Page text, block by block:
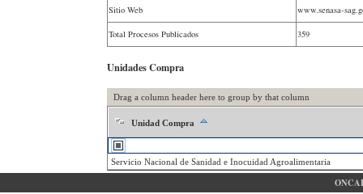
Sitio Web www.senasa-
Total Procesos Publicados 359
Unidades Compra
Drag a column header here to group by that column
Unidad Compra
Servicio Nacional de Sanidad e Inocuidad Agroalimentaria